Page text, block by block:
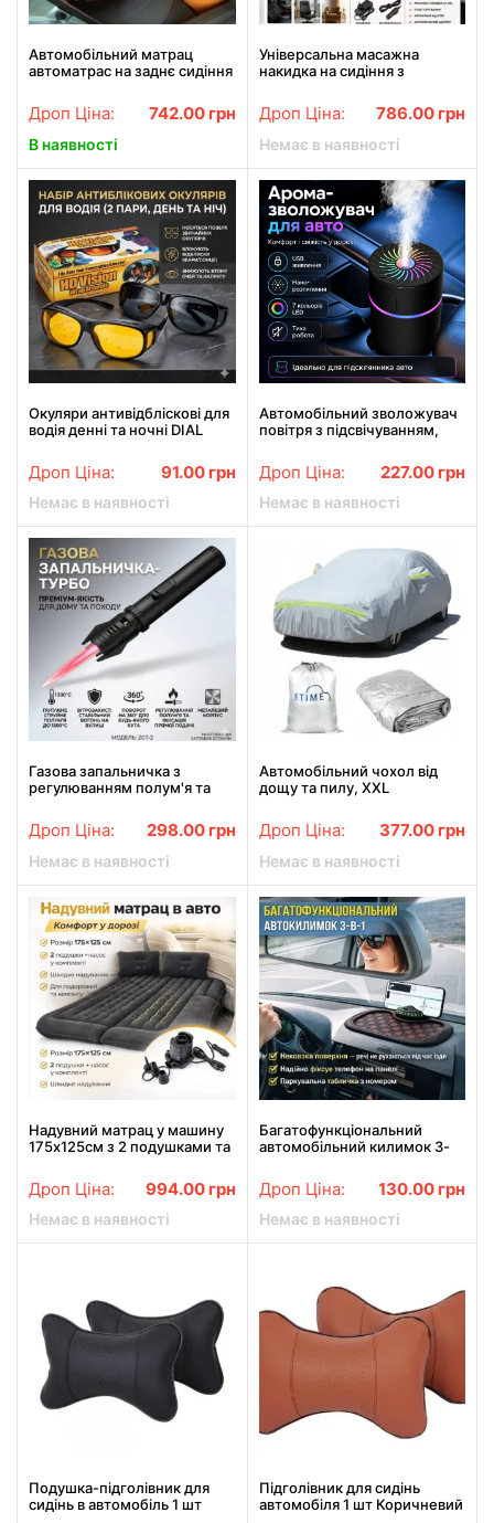
Автомобільний матрац
автоматрас на заднє сидіння
Дроп Ціна: 742.00 грн
В наявності
Універсальна масажна
накидка на сидіння з
Вібраційний масажер для
спини з підігрівом
Дроп Ціна: 786.00 грн
Немає в наявності
Окуляри антивідбліскові для
водія денні та ночні DIAL
Дроп Ціна: 91.00 грн
Немає в наявності
Автомобільний зволожувач
повітря з підсвічуванням,
для авто / Аромадифузор в
машину
Дроп Ціна: 227.00 грн
Немає в наявності
Газова запальничка з
регулюванням полум'я та
20х2.8х2.8см ZGT-2 Чорна
Дроп Ціна: 298.00 грн
Немає в наявності
Автомобільний чохол від
дощу та пилу, XXL
чохол на седан / Захисний
тент на автомобіль
Дроп Ціна: 377.00 грн
Немає в наявності
Надувний матрац у машину
175х125см з 2 подушками та
Дроп Ціна: 994.00 грн
Немає в наявності
Багатофункціональний
автомобільний килимок 3-
парковочною табличкою
для панелі авто
Дроп Ціна: 130.00 грн
Немає в наявності
Подушка-підголівник для
сидінь в автомобіль 1 шт
Підголівник для сидінь
автомобіля 1 шт Коричневий